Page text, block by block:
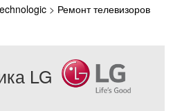
> Ремонт телевизоров
LG